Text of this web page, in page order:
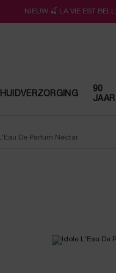
NIEUW 🍒 LA VIE EST
HUIDVERZORGING
90
JAAR
De Parfum Nectar